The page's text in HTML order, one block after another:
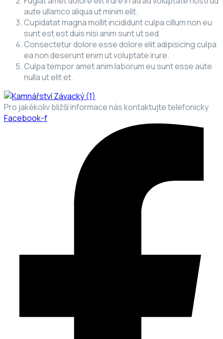
aute ullamco aliqua ut minim elit.
Cupidatat magna mollit incididunt culpa cillum non eu
sunt est est duis nisi anim sunt ut sed.
Consectetur dolore esse dolore elit adipisicing culpa
ea non deserunt enim ut voluptate irure.
Culpa tempor amet anim laborum eu sunt esse aute
nulla ut elit et.
Pro jakékoliv bližší informace nás kontaktujte telefonicky
Facebook-f